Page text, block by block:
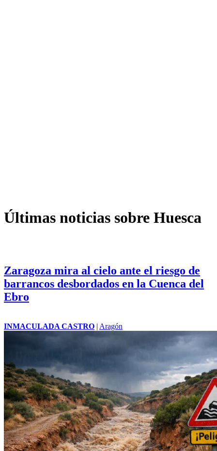
Últimas noticias sobre Huesca
Zaragoza mira al cielo ante el riesgo de
barrancos desbordados en la Cuenca del
Ebro
INMACULADA CASTRO | Aragón